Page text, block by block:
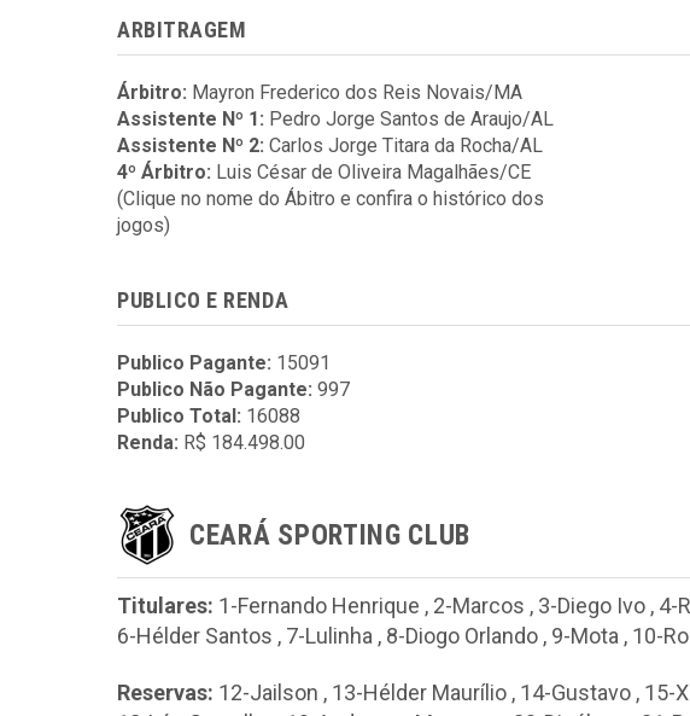
ARBITRAGEM
Árbitro: Mayron Frederico dos Reis Novais/MA
Assistente Nº 1: Pedro Jorge Santos de Araujo/AL
Assistente Nº 2: Carlos Jorge Titara da Rocha/AL
4º Árbitro: Luis César de Oliveira Magalhães/CE
(Clique no nome do Ábitro e confira o histórico dos
jogos)
PUBLICO E RENDA
Publico Pagante: 15091
Publico Não Pagante: 997
Publico Total: 16088
Renda: R$ 184.498.00
CEARÁ SPORTING CLUB
Titulares: 1-Fernando Henrique , 2-Marcos , 3-Diego Ivo , 4-
6-Hélder Santos , 7-Lulinha , 8-Diogo Orlando , 9-Mota , 10-
Reservas: 12-Jailson , 13-Hélder Maurílio , 14-Gustavo , 15-